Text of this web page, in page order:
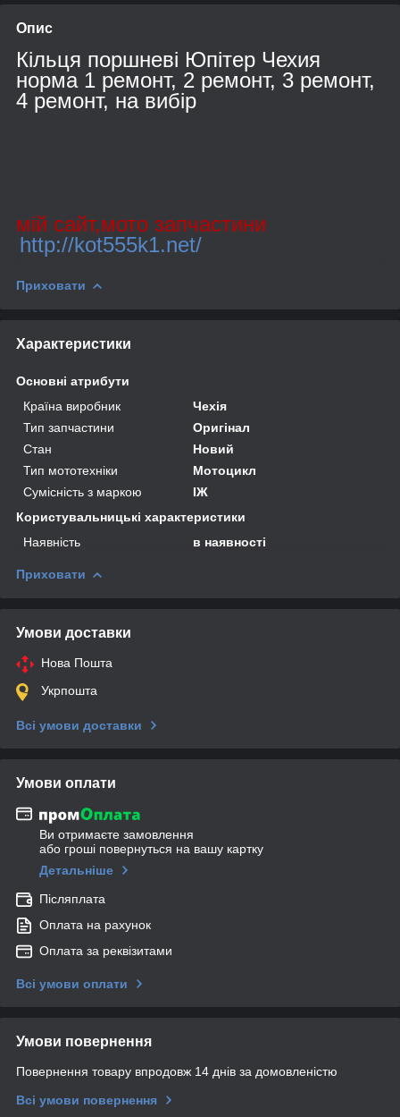
Опис
Кільця поршневі Юпітер Чехия
норма 1 ремонт, 2 ремонт, 3 ремонт,
4 ремонт, на вибір
мій сайт,мото запчастини
http://kot555k1.net/
Приховати
Характеристики
Основні атрибути
Країна виробник
Чехія
Тип запчастини
Оригінал
Стан
Новий
Тип мототехніки
Мотоцикл
Сумісність з маркою
ІЖ
Користувальницькі характеристики
Наявність
в наявності
Приховати
Умови доставки
Нова Пошта
Укрпошта
Всі умови доставки
Умови оплати
Ви отримаєте замовлення
або гроші повернуться на вашу картку
Детальніше
Післяплата
Оплата на рахунок
Оплата за реквізитами
Всі умови оплати
Умови повернення
Повернення товару впродовж 14 днів за домовленістю
Всі умови повернення